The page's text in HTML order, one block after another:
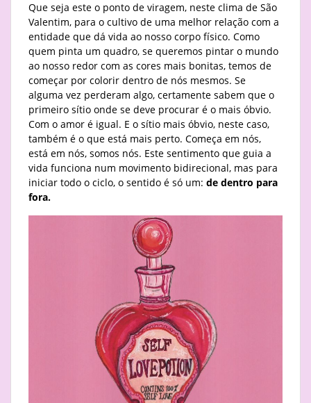
Que seja este o ponto de viragem, neste clima de São
Valentim, para o cultivo de uma melhor relação com a
entidade que dá vida ao nosso corpo físico. Como
quem pinta um quadro, se queremos pintar o mundo
ao nosso redor com as cores mais bonitas, temos de
começar por colorir dentro de nós mesmos. Se
alguma vez perderam algo, certamente sabem que o
primeiro sítio onde se deve procurar é o mais óbvio.
Com o amor é igual. E o sítio mais óbvio, neste caso,
também é o que está mais perto. Começa em nós,
está em nós, somos nós. Este sentimento que guia a
vida funciona num movimento bidirecional, mas para
iniciar todo o ciclo, o sentido é só um: de dentro para
fora.